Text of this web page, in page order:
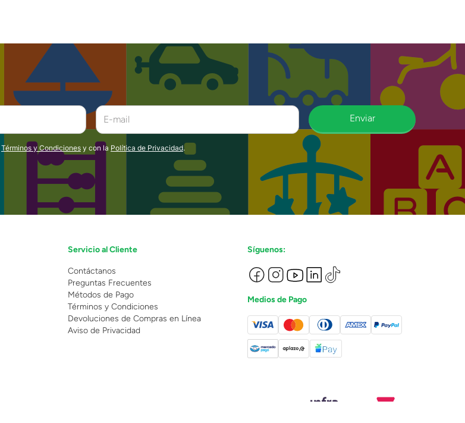
Enviar
Términos y Condiciones y con la Política de Privacidad.
Servicio al Cliente
Contáctanos
Preguntas Frecuentes
Métodos de Pago
Términos y Condiciones
Devoluciones de Compras en Línea
Aviso de Privacidad
Síguenos:
Medios de Pago